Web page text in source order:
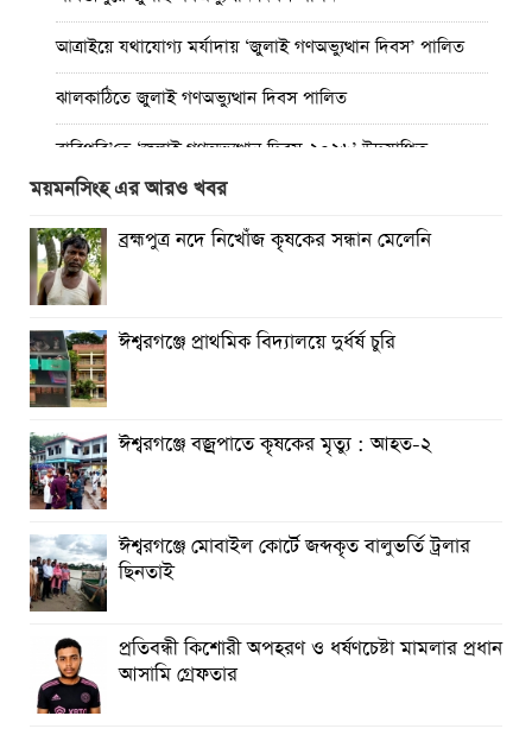
আত্রাইয়ে যথাযোগ্য মর্যাদায় ‘জুলাই গণঅভ্যুত্থান দিবস’ পালিত
ঝালকাঠিতে জুলাই গণঅভ্যুত্থান দিবস পালিত
রাবিপ্রবি’তে ‘জুলাই গণঅভ্যুত্থান দিবস-২০২৬’ উদযাপিত
প্রত্যেক অপরাধীর বিচার এ দেশেই হবে, সে যত শক্তিশালীই হোক
না কেন”-চট্টগ্রামে জুলাই গণঅভ্যুত্থান দিবসে ব্যারিস্টার মীর হেলাল
গণঅভ্যুত্থানের অর্জন আজ রাজনৈতিক মাফিয়া ও দুর্বৃত্তায়নের
খপ্পরে : আবু হাসান টিপু
রাঙামাটিতে “ফিরে দেখা রক্তঝরা জুলাই-আগস্ট প্রত্যাশা আর প্রাপ্তি
শীর্ষক “কথকতা” অনুষ্ঠান অনুষ্ঠিত
ছুটির রাতে খোলা ভূমি অফিস, ভেতরে তহশিলদার
ময়মনসিংহ এর আরও খবর
ব্রহ্মপুত্র নদে নিখোঁজ কৃষকের সন্ধান মেলেনি
ঈশ্বরগঞ্জে প্রাথমিক বিদ্যালয়ে দুর্ধর্ষ চুরি
ঈশ্বরগঞ্জে বজ্রপাতে কৃষকের মৃত্যু : আহত-২
ঈশ্বরগঞ্জে মোবাইল কোর্টে জব্দকৃত বালুভর্তি ট্রলার
ছিনতাই
প্রতিবন্ধী কিশোরী অপহরণ ও ধর্ষণচেষ্টা মামলার প্রধান
আসামি গ্রেফতার